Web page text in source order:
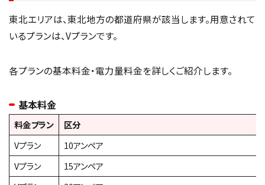
東北エリアは、東北地方の都道府県が該当します。用意されて
いるプランは、Vプランです。
各プランの基本料金・電力量料金を詳しくご紹介します。
基本料金
料金プラン
区分
Vプラン
10アンペア
Vプラン
15アンペア